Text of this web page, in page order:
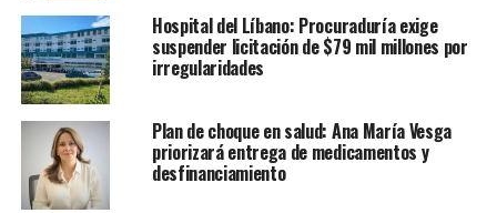
Hospital del Líbano: Procuraduría exige
suspender licitación de $79 mil millones por
irregularidades
Plan de choque en salud: Ana María Vesga
priorizará entrega de medicamentos y
desfinanciamiento